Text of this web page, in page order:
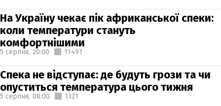
На Україну чекає пік африканської спеки:
коли температури стануть
комфортнішими
5 серпня, 20:00 11491
Спека не відступає: де будуть грози та чи
опуститься температура цього тижня
5 серпня, 08:00 1321